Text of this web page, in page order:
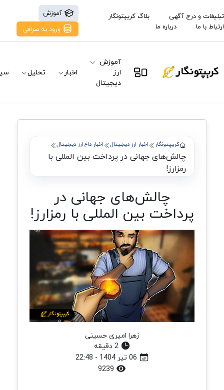
تبلیغات و درج آگهی
بلاگ کریپتونگار
ارتباط با ما
درباره ما
آموزش
ورود به صرافی
آموزش
ارز
دیجیتال
اخبار تحلیل
کریپتونگار اخبار ارز دیجیتال اخبار داغ ارز دیجیتال
چالش‌های جهانی در پرداخت بین المللی با
رمزارز!
چالش‌های جهانی در
پرداخت بین المللی با رمزارز!
زهرا امیری حسینی
2 دقیقه